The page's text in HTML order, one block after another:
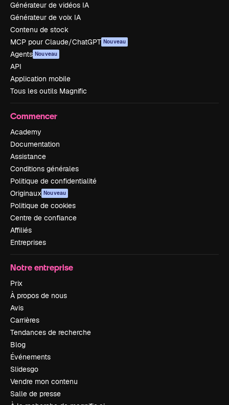
Générateur de vidéos IA
Générateur de voix IA
Contenu de stock
MCP pour Claude/ChatGPT Nouveau
Agents Nouveau
API
Application mobile
Tous les outils Magnific
Commencer
Academy
Documentation
Assistance
Conditions générales
Politique de confidentialité
Originaux Nouveau
Politique de cookies
Centre de confiance
Affiliés
Entreprises
Notre entreprise
Prix
À propos de nous
Avis
Carrières
Tendances de recherche
Blog
Événements
Slidesgo
Vendre mon contenu
Salle de presse